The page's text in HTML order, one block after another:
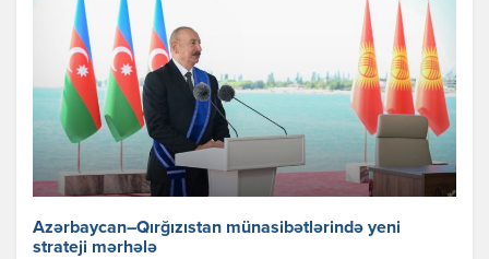
Azərbaycan–Qırğızıstan münasibətlərində yeni
strateji mərhələ